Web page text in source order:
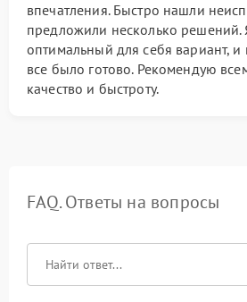
впечатления. Быстро нашли
предложили несколько решений.
оптимальный для себя вариант,
все было готово. Рекомендую
качество и быстроту.
FAQ. Ответы на вопросы